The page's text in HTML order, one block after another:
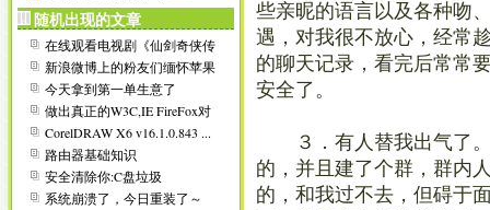
些亲昵的语言以及各种吻
遇，对我很不放心，经常
的聊天记录，看完后常常
安全了。
３．有人替我出气了。
的，并且建了个群，群内
的，和我过不去，但碍于
随机出现的文章
在线观看电视剧《仙剑奇侠传
三 仙剑奇侠传之灵珠神剑...
新浪微博上的粉友们缅怀苹果
前CEO乔布斯
今天拿到第一单生意了
做出真正的W3C,IE FireFox对
CSS的不...
CorelDRAW X6 v16.1.0.843 ...
路由器基础知识
安全清除你:C盘垃圾
系统崩溃了，今日重装了～